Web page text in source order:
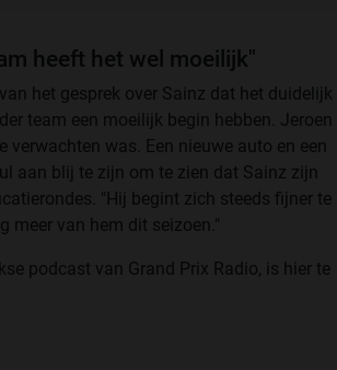
heeft het wel moeilijk"
het gesprek over Sainz dat het duidelijk
team een moeilijk begin hebben. Jeroen
was. Een nieuwe auto en een
aan blij te zijn om te zien dat Sainz zijn
"Hij begint zich steeds fijner te
meer van hem dit seizoen."
podcast van Grand Prix Radio, is hier te